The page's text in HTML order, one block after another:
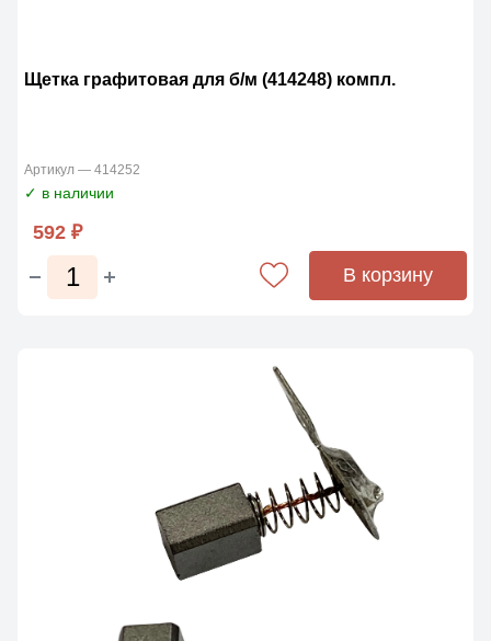
Щетка графитовая для б/м (414248) компл.
Артикул — 414252
✓ в наличии
592 ₽
В корзину